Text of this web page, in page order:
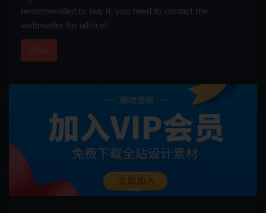
recommended to buy it, you need to contact the
webmaster for advice!
Click